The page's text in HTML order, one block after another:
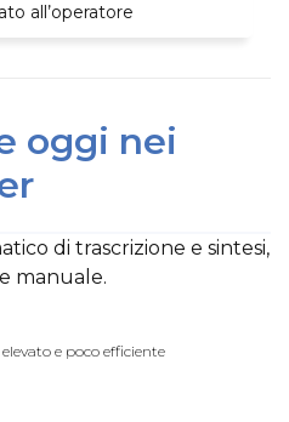
all’operatore
oggi nei
di trascrizione e sintesi,
manuale.
e poco efficiente